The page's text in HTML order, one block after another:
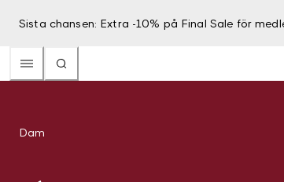
Sista chansen: Extra -10% på Final Sale för
Dam